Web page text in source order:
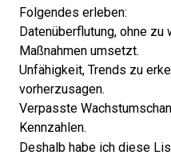
Folgendes erleben:
Datenüberflutung, ohne
Maßnahmen umsetzt.
Unfähigkeit, Trends zu
vorherzusagen.
Verpasste
Kennzahlen.
Deshalb habe ich diese